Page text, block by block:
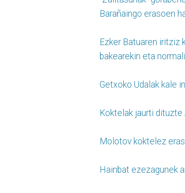
Barañaingo erasoen
Ezker Batuaren iritziz
bakearekin eta
Getxoko Udalak kale
Koktelak jaurti
Molotov koktelez
Hainbat ezezagunek